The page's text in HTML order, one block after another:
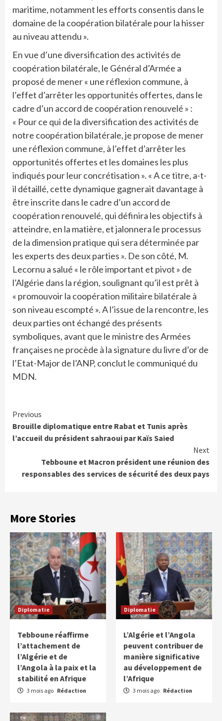
maritime, notamment les efforts consentis dans le
domaine de la coopération bilatérale pour la hisser
au niveau attendu ».
En vue d’une diversification des activités de
coopération bilatérale, le Général d’Armée a
proposé de mener « une réflexion commune, à
l’effet d’arrêter les opportunités offertes, dans le
cadre d’un accord de coopération renouvelé » :
« Pour ce qui de la diversification des activités de
notre coopération bilatérale, je propose de mener
une réflexion commune, à l’effet d’arrêter les
opportunités offertes et les domaines les plus
indiqués pour leur concrétisation ». « A ce titre, a-t-
il détaillé, cette dynamique gagnerait davantage à
être inscrite dans le cadre d’un accord de
coopération renouvelé, qui définira les objectifs à
atteindre, en la matière, et jalonnera le processus
de la dimension pratique qui sera déterminée par
les experts des deux parties ». De son côté, M.
Lecornu a salué « le rôle important et pivot » de
l’Algérie dans la région, soulignant qu’il est prêt à
« promouvoir la coopération militaire bilatérale à
son niveau escompté ». A l’issue de la rencontre, les
deux parties ont échangé des présents
symboliques, avant que le ministre des Armées
françaises ne procède à la signature du livre d’or de
l’Etat-Major de l’ANP, conclut le communiqué du
MDN.
Continue
Reading
Previous
Brouille diplomatique entre Rabat et Tunis après
l’accueil du président sahraoui par Kaïs Saied
Next
Tebboune et Macron président une réunion des
responsables des services de sécurité des deux pays
More Stories
Diplomatie
Tebboune réaffirme
l’attachement de
l’Algérie et de
l’Angola à la paix et la
stabilité en Afrique
3 mois ago Rédaction
Diplomatie
L’Algérie et l’Angola
peuvent contribuer de
manière significative
au développement de
l’Afrique
3 mois ago Rédaction